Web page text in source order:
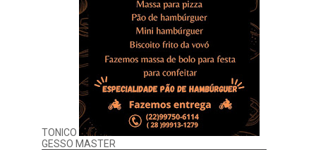
TONICO
GESSO MASTER